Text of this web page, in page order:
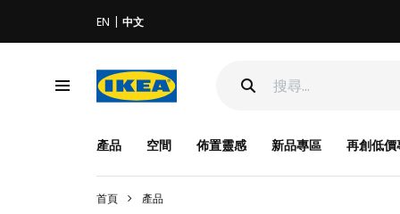
EN 中文
產品 空間 佈置靈感 新品專區 再創低價
首頁 產品